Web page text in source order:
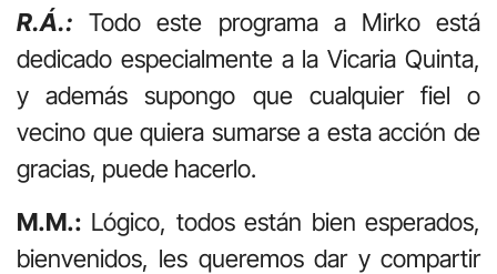
R.Á.: Todo este programa a Mirko está
dedicado especialmente a la Vicaria Quinta,
y además supongo que cualquier fiel o
vecino que quiera sumarse a esta acción de
gracias, puede hacerlo.
M.M.: Lógico, todos están bien esperados,
bienvenidos, les queremos dar y compartir